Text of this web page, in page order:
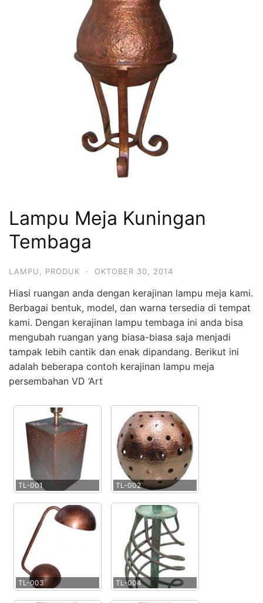
Lampu Meja Kuningan
Tembaga
LAMPU PRODUK · OKTOBER 30, 2014
Hiasi ruangan anda dengan kerajinan lampu meja kami.
Berbagai bentuk, model, dan warna tersedia di tempat
kami. Dengan kerajinan lampu tembaga ini anda bisa
mengubah ruangan yang biasa-biasa saja menjadi
tampak lebih cantik dan enak dipandang. Berikut ini
adalah beberapa contoh kerajinan lampu meja
persembahan VD ‘Art
TL-001 TL-002
TL-003 TL-004